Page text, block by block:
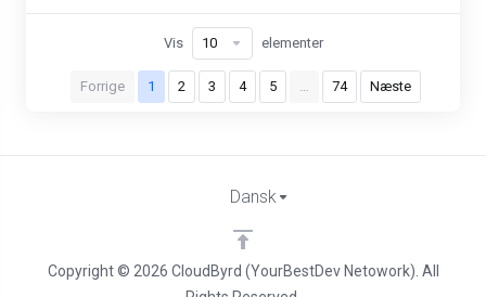
Forrige 1 2 3 4 5 … 74 Næste
Vis elementer
Copyright © 2026 CloudByrd (YourBestDev Netowork). All
Dansk